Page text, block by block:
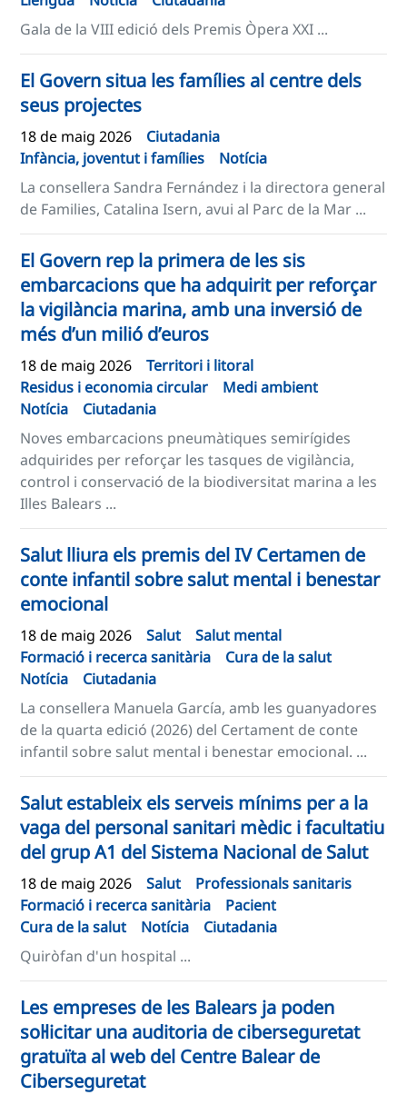
Gala de la VIII edició dels Premis Òpera XXI ...
El Govern situa les famílies al centre dels
seus projectes
18 de maig 2026
Ciutadania
Infància, joventut i famílies
Notícia
La consellera Sandra Fernández i la directora general
de Families, Catalina Isern, avui al Parc de la Mar ...
El Govern rep la primera de les sis
embarcacions que ha adquirit per reforçar
la vigilància marina, amb una inversió de
més d’un milió d’euros
18 de maig 2026
Territori i litoral
Residus i economia circular
Medi ambient
Notícia
Ciutadania
Noves embarcacions pneumàtiques semirígides
adquirides per reforçar les tasques de vigilància,
control i conservació de la biodiversitat marina a les
Illes Balears ...
Salut lliura els premis del IV Certamen de
conte infantil sobre salut mental i benestar
emocional
18 de maig 2026 Salut
Salut mental
Formació i recerca sanitària
Cura de la salut
Notícia
Ciutadania
La consellera Manuela García, amb les guanyadores
de la quarta edició (2026) del Certament de conte
infantil sobre salut mental i benestar emocional. ...
Salut estableix els serveis mínims per a la
vaga del personal sanitari mèdic i facultatiu
del grup A1 del Sistema Nacional de Salut
18 de maig 2026 Salut
Professionals sanitaris
Formació i recerca sanitària
Pacient
Cura de la salut
Notícia
Ciutadania
Quiròfan d'un hospital ...
Les empreses de les Balears ja poden
sol·licitar una auditoria de ciberseguretat
gratuïta al web del Centre Balear de
Ciberseguretat